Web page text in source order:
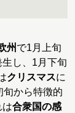
州 で1月上旬
し、1月下旬
クリスマスに
旬から特徴的
は合衆国の感